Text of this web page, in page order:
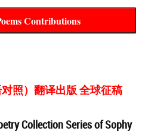
Contributions
照）翻译出版 全球征稿
Collection Series of Sophy